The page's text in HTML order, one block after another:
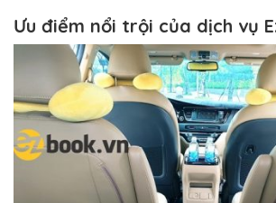
Ưu điểm nổi trội của dịch vụ